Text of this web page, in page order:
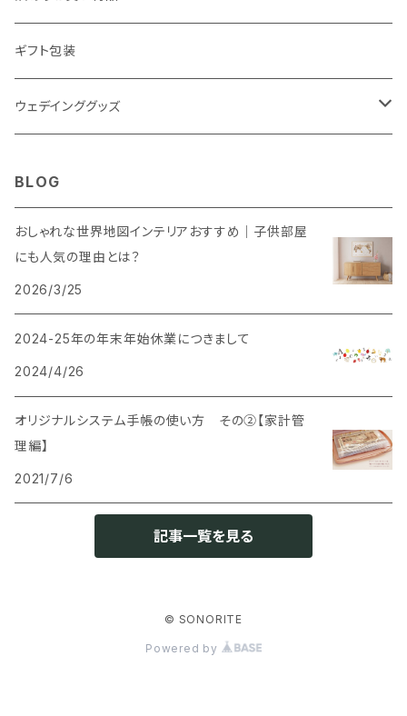
ギフト包装
ウェデインググッズ
BLOG
おしゃれな世界地図インテリアおすすめ｜子供部屋
にも人気の理由とは？
2026/3/25
2024-25年の年末年始休業につきまして
2024/4/26
オリジナルシステム手帳の使い方 その②【家計管
理編】
2021/7/6
記事一覧を見る
© SONORITE
Powered by